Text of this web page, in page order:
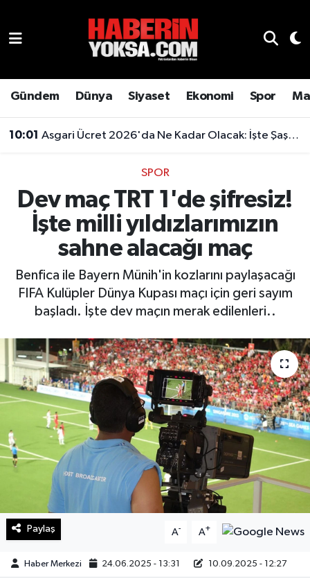
Gündem Dünya Siyaset Ekonomi Spor
10:01 Asgari Ücret 2026'da Ne Kadar Olacak: İşte Şaşırtan Rakam
SPOR
Dev maç TRT 1'de şifresiz!
İşte milli yıldızlarımızın
sahne alacağı maç
Benfica ile Bayern Münih'in kozlarını paylaşacağı
FIFA Kulüpler Dünya Kupası maçı için geri sayım
başladı. İşte dev maçın merak edilenleri..
Paylaş A- A+
Haber Merkezi 24.06.2025 - 13:31 10.09.2025 - 12:27
Genel
Gündem
Otomobil
Teknoloji
Yaşam
Hava Durumu
Son Dakika Haberleri
Haber Arşivi